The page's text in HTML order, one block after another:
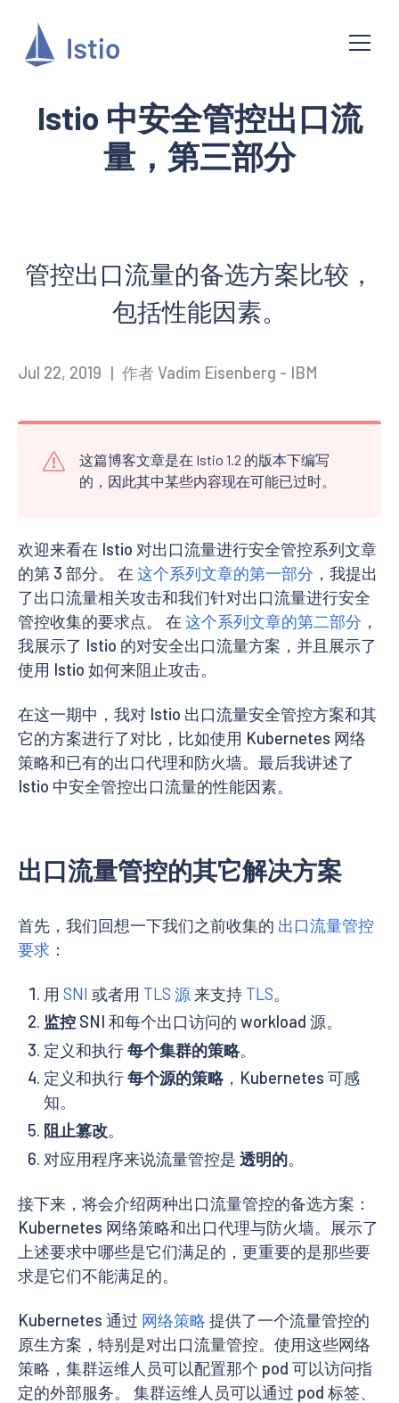
Istio 中安全管控出口流
量，第三部分
管控出口流量的备选方案比较，
包括性能因素。
Jul 22, 2019 | 作者 Vadim Eisenberg - IBM
这篇博客文章是在 Istio 1.2 的版本下编写
的，因此其中某些内容现在可能已过时。
欢迎来看在 Istio 对出口流量进行安全管控系列文章
的第 3 部分。 在 这个系列文章的第一部分 ，我提出
了出口流量相关攻击和我们针对出口流量进行安全
管控收集的要求点。 在 这个系列文章的第二部分 ，
我展示了 Istio 的对安全出口流量方案，并且展示了
使用 Istio 如何来阻止攻击。
在这一期中，我对 Istio 出口流量安全管控方案和其
它的方案进行了对比，比如使用 Kubernetes 网络
策略和已有的出口代理和防火墙。最后我讲述了
Istio 中安全管控出口流量的性能因素。
出口流量管控的其它解决方案
首先，我们回想一下我们之前收集的 出口流量管控
要求 ：
用 SNI 或者用 TLS 源来支持 TLS。
监控SNI 和每个出口访问的 workload 源。
定义和执行每个集群的策略。
定义和执行每个源的策略，Kubernetes 可感
知。
阻止篡改。
对应用程序来说流量管控是 透明的。
接下来，将会介绍两种出口流量管控的备选方案：
Kubernetes 网络策略和出口代理与防火墙。展示了
上述要求中哪些是它们满足的，更重要的是那些要
求是它们不能满足的。
Kubernetes 通过 网络策略 提供了一个流量管控的
原生方案，特别是对出口流量管控。使用这些网络
策略，集群运维人员可以配置那个 pod 可以访问指
定的外部服务。 集群运维人员可以通过 pod 标签、